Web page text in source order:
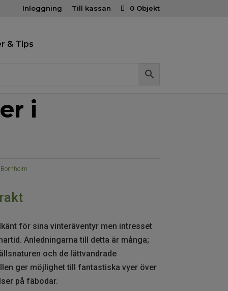
Inloggning Till kassan 0 Objekt
& Tips
i
för sina vinteräventyr men intresset
Anledningarna till detta är många;
och de lättvandrade
ger möjlighet till fantastiska vyer över
på fäbodar.